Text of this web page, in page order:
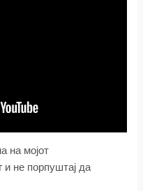
на мојот
и не порпуштај да